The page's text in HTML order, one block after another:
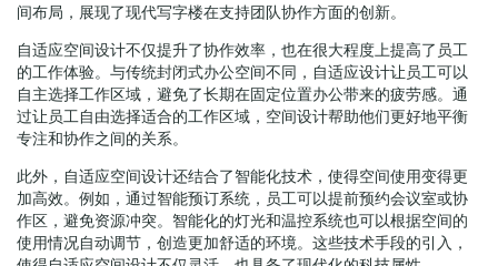
间布局，展现了现代写字楼在支持团队协作方面的创新。
自适应空间设计不仅提升了协作效率，也在很大程度上提高了员工
的工作体验。与传统封闭式办公空间不同，自适应设计让员工可以
自主选择工作区域，避免了长期在固定位置办公带来的疲劳感。通
过让员工自由选择适合的工作区域，空间设计帮助他们更好地平衡
专注和协作之间的关系。
此外，自适应空间设计还结合了智能化技术，使得空间使用变得更
加高效。例如，通过智能预订系统，员工可以提前预约会议室或协
作区，避免资源冲突。智能化的灯光和温控系统也可以根据空间的
使用情况自动调节，创造更加舒适的环境。这些技术手段的引入，